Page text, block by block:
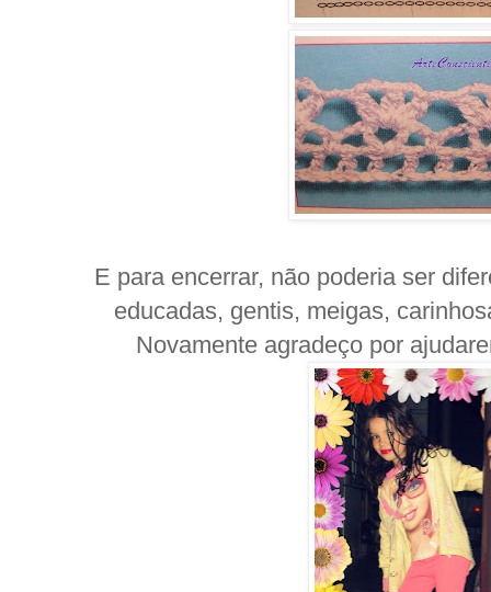
E para encerrar, não poderia ser
educadas, gentis, meigas,
Novamente agradeço por